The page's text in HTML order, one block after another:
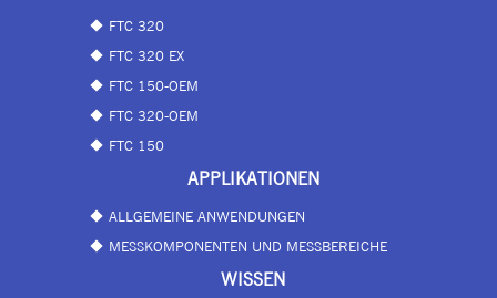
FTC 320
FTC 320 EX
FTC 150-OEM
FTC 320-OEM
FTC 150
APPLIKATIONEN
ALLGEMEINE ANWENDUNGEN
MESSKOMPONENTEN UND MESSBEREICHE
WISSEN